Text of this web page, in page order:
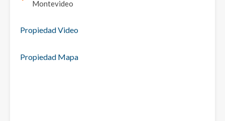
Montevideo
Propiedad Video
Propiedad Mapa